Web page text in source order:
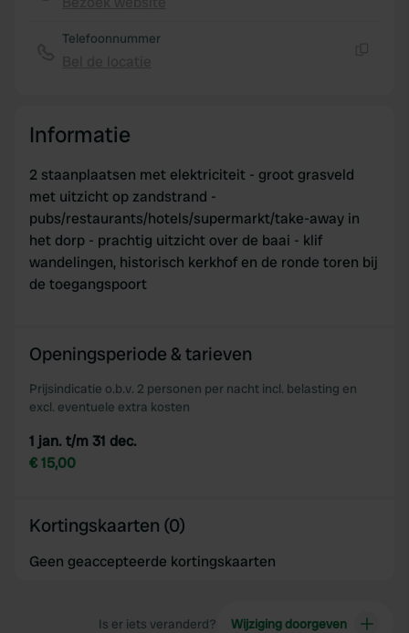
provided to them or that they’ve collected from your use
Telefoonnummer
Informatie
2 staanplaatsen met elektriciteit - groot grasveld
met uitzicht op zandstrand -
pubs/restaurants/hotels/supermarkt/take-away in
het dorp - prachtig uitzicht over de baai - klif
wandelingen, historisch kerkhof en de ronde toren bij
de toegangspoort
Openingsperiode & tarieven
Prijsindicatie o.b.v. 2 personen per nacht incl. belasting en
excl. eventuele extra kosten
1 jan. t/m 31 dec.
€ 15,00
Kortingskaarten (0)
Geen geaccepteerde kortingskaarten
Is er iets veranderd? Wijziging doorgeven